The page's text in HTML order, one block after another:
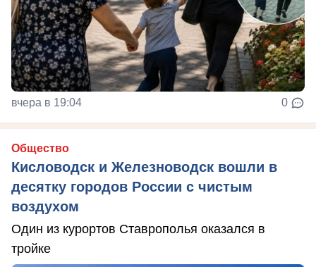
вчера в 19:04 0
Общество
Кисловодск и Железноводск вошли в
десятку городов России с чистым
воздухом
Один из курортов Ставрополья оказался в
тройке